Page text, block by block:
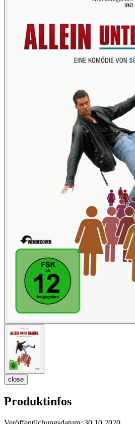
close
Produktinfos